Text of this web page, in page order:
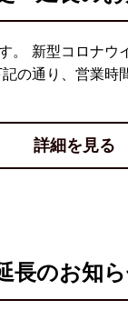
。 新型コロナ
の通り、営業時
詳細を見る
長のお知